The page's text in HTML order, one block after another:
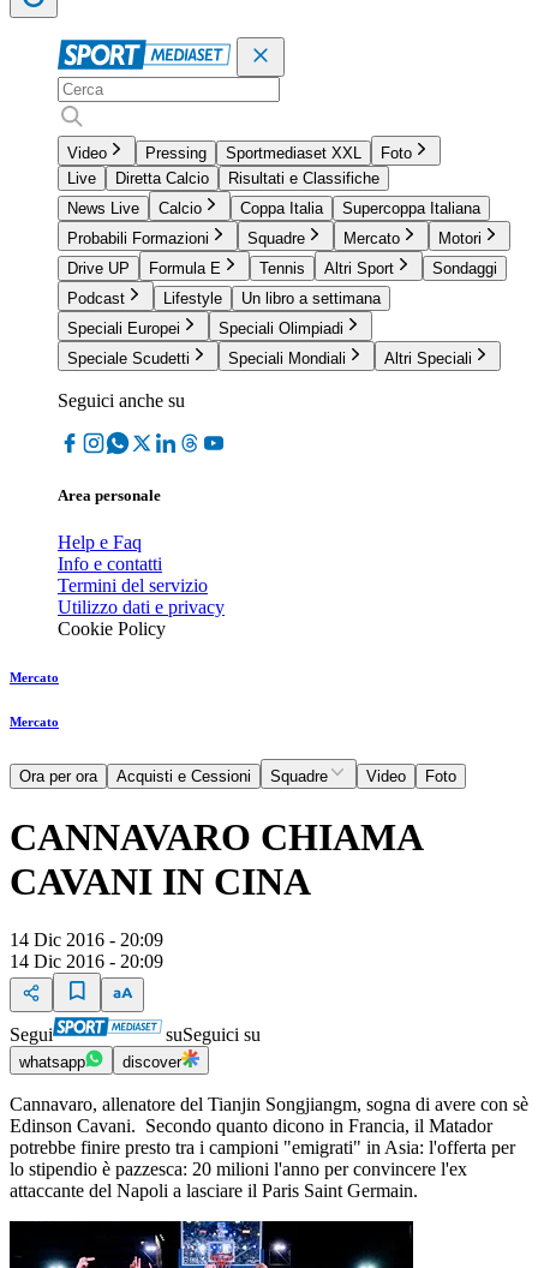
Video Pressing Sportmediaset XXL
Foto
Live
Diretta Calcio
Risultati e Classifiche
News Live
Calcio Coppa Italia
Supercoppa Italiana
Probabili Formazioni
Squadre Mercato
Motori
Drive UP
Formula E Tennis Altri Sport
Sondaggi
Podcast
Lifestyle
Un libro a settimana
Speciali Europei
Speciali Olimpiadi
Speciale Scudetti
Speciali Mondiali Altri Speciali
Seguici anche su
Area personale
Help e Faq
Info e contatti
Termini del servizio
Utilizzo dati e privacy
Cookie Policy
Mercato
Mercato
Ora per ora Acquisti e Cessioni Squadre Video Foto
CANNAVARO CHIAMA
CAVANI IN CINA
14 Dic 2016 - 20:09
14 Dic 2016 - 20:09
Segui suSeguici su
whatsapp discover
Cannavaro, allenatore del Tianjin Songjiangm, sogna di avere con sè
Edinson Cavani. Secondo quanto dicono in Francia, il Matador
potrebbe finire presto tra i campioni "emigrati" in Asia: l'offerta per
lo stipendio è pazzesca: 20 milioni l'anno per convincere l'ex
attaccante del Napoli a lasciare il Paris Saint Germain.